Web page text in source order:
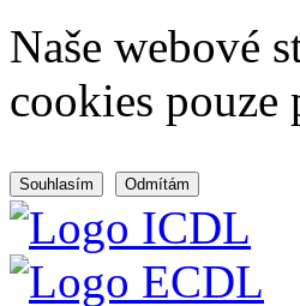
Naše webové
cookies
Souhlasím Odmítám